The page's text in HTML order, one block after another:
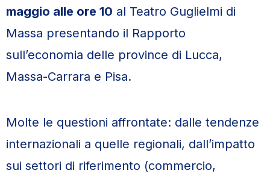
maggio alle ore 10 al Teatro Guglielmi di
Massa presentando il Rapporto
sull’economia delle province di Lucca,
Massa-Carrara e Pisa.
Molte le questioni affrontate: dalle tendenze
internazionali a quelle regionali, dall’impatto
sui settori di riferimento (commercio,